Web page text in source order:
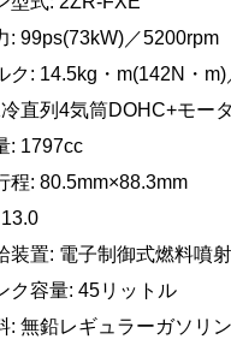
: 99ps(73kW)／5200rpm
ク: 14.5kg・m(142N・
直列4気筒DOHC+モー
: 1797cc
程: 80.5mm×88.3mm
装置: 電子制御式燃料噴
ク容量: 45リットル
: 無鉛レギュラーガソリン